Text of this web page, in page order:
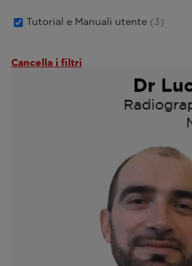
Tutorial e Manuali utente (3)
Cancella i filtri